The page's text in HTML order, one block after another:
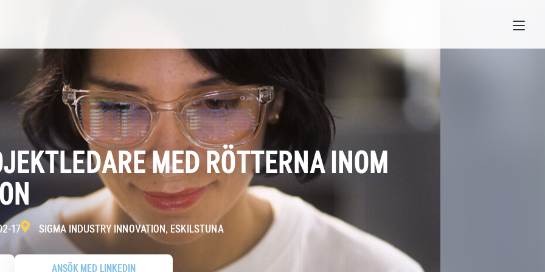
MED RÖTTERNA INOM
17 SIGMA INDUSTRY INNOVATION, ESKILSTUNA
ANSÖK MED LINKEDIN